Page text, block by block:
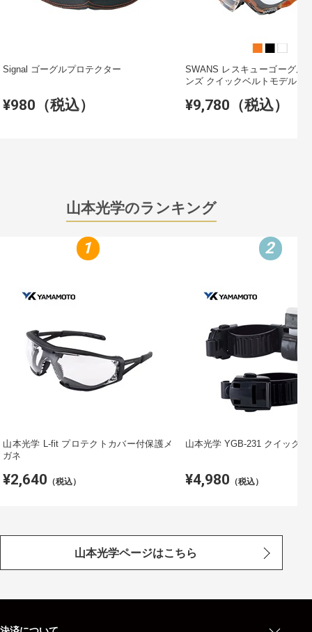
Signal ゴーグルプロテクター
¥980（税込）
SWANS レスキューゴーグル
ンズ クイックベルトモデル
¥9,780（税込）
山本光学のランキング
1
山本光学 L-fit プロテクトカバー付保護メ
ガネ
¥2,640 （税込）
2
山本光学 YGB-231 クイックベ
¥4,980 （税込）
山本光学ページはこちら